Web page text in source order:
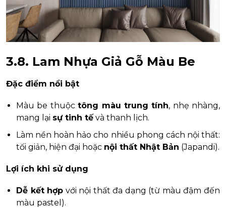
3.8. Lam Nhựa Giả Gỗ Màu Be
Đặc điểm nổi bật
Màu be thuộctông màu trung tính, nhẹ nhàng,
mang lại sự tinh tếvà thanh lịch.
Làm nền hoàn hảo cho nhiều phong cách nội thất:
tối giản, hiện đại hoặc nội thất Nhật Bản (Japandi).
Lợi ích khi sử dụng
Dễ kết hợp với nội thất đa dạng (từ màu đậm đến
màu pastel).